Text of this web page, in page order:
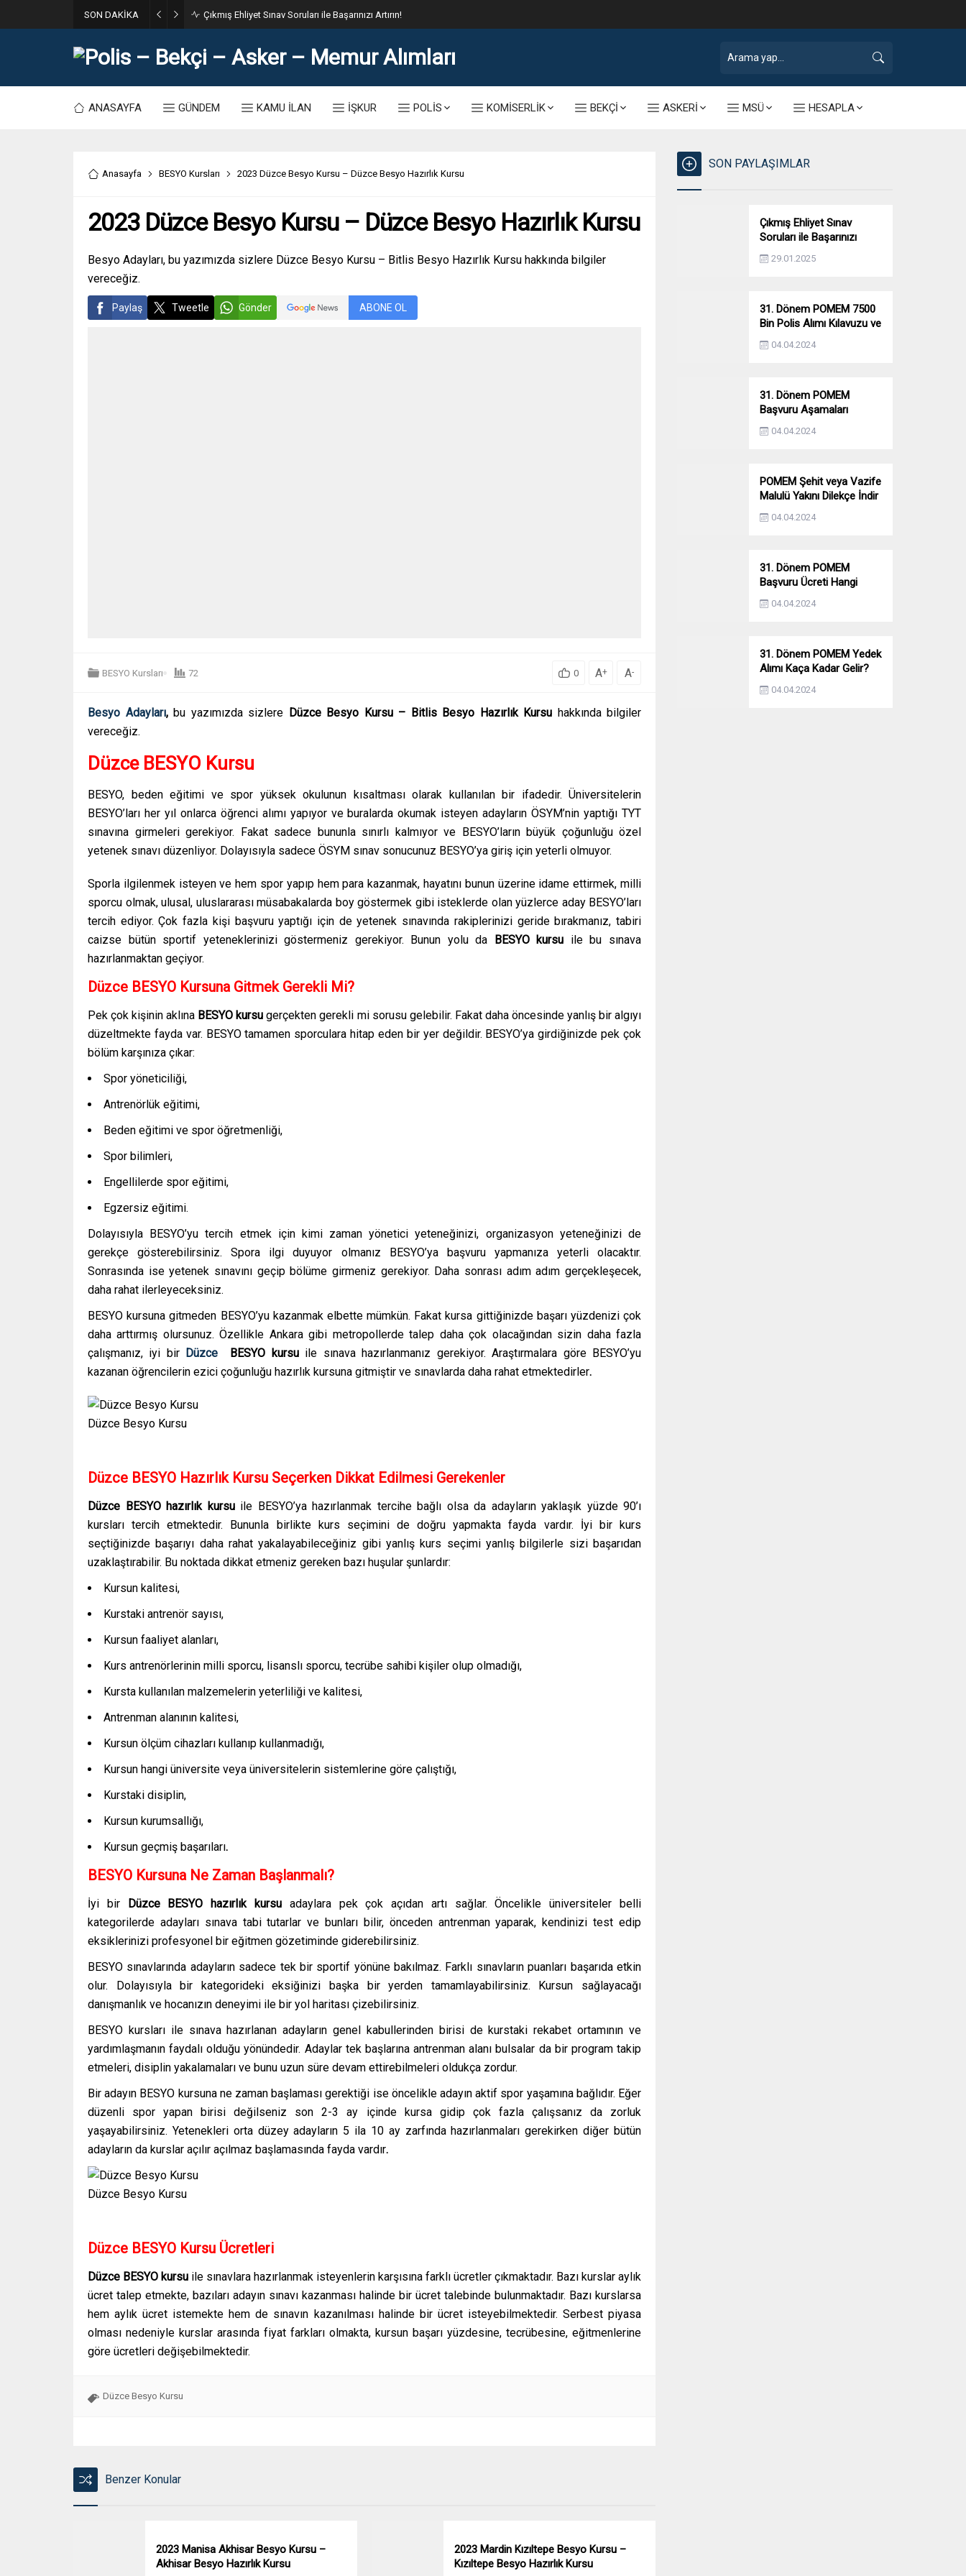
SON DAKİKA 31. Dönem POMEM 7500 Bin Polis Alımı Kılavuzu ve Başvuru Ekranı
ANASAYFA GÜNDEM KAMU İLAN İŞKUR POLİS KOMİSERLİK BEKÇİ ASKERİ MSÜ HESAPLA
Anasayfa BESYO Kursları 2023 Düzce Besyo Kursu – Düzce Besyo Hazırlık Kursu
2023 Düzce Besyo Kursu – Düzce Besyo Hazırlık Kursu
Besyo Adayları, bu yazımızda sizlere Düzce Besyo Kursu – Bitlis Besyo Hazırlık Kursu hakkında bilgiler
vereceğiz.
Paylaş Tweetle Gönder ABONE OL
BESYO Kursları 72 0 A+ A-
Besyo Adayları,bu yazımızda sizlere Düzce Besyo Kursu – Bitlis Besyo Hazırlık Kursu hakkında bilgiler
vereceğiz.
Düzce BESYO Kursu
BESYO, beden eğitimi ve spor yüksek okulunun kısaltması olarak kullanılan bir ifadedir. Üniversitelerin
BESYO’ları her yıl onlarca öğrenci alımı yapıyor ve buralarda okumak isteyen adayların ÖSYM’nin yaptığı TYT
sınavına girmeleri gerekiyor. Fakat sadece bununla sınırlı kalmıyor ve BESYO’ların büyük çoğunluğu özel
yetenek sınavı düzenliyor. Dolayısıyla sadece ÖSYM sınav sonucunuz BESYO’ya giriş için yeterli olmuyor.
Sporla ilgilenmek isteyen ve hem spor yapıp hem para kazanmak, hayatını bunun üzerine idame ettirmek, milli
sporcu olmak, ulusal, uluslararası müsabakalarda boy göstermek gibi isteklerde olan yüzlerce aday BESYO’ları
tercih ediyor. Çok fazla kişi başvuru yaptığı için de yetenek sınavında rakiplerinizi geride bırakmanız, tabiri
caizse bütün sportif yeteneklerinizi göstermeniz gerekiyor. Bunun yolu da BESYO kursu ile bu sınava
hazırlanmaktan geçiyor.
Düzce BESYO Kursuna Gitmek Gerekli Mi?
Pek çok kişinin aklına BESYO kursugerçekten gerekli mi sorusu gelebilir. Fakat daha öncesinde yanlış bir algıyı
düzeltmekte fayda var. BESYO tamamen sporculara hitap eden bir yer değildir. BESYO’ya girdiğinizde pek çok
bölüm karşınıza çıkar:
Spor yöneticiliği,
Antrenörlük eğitimi,
Beden eğitimi ve spor öğretmenliği,
Spor bilimleri,
Engellilerde spor eğitimi,
Egzersiz eğitimi.
Dolayısıyla BESYO’yu tercih etmek için kimi zaman yönetici yeteneğinizi, organizasyon yeteneğinizi de
gerekçe gösterebilirsiniz. Spora ilgi duyuyor olmanız BESYO’ya başvuru yapmanıza yeterli olacaktır.
Sonrasında ise yetenek sınavını geçip bölüme girmeniz gerekiyor. Daha sonrası adım adım gerçekleşecek,
daha rahat ilerleyeceksiniz.
BESYO kursuna gitmeden BESYO’yu kazanmak elbette mümkün. Fakat kursa gittiğinizde başarı yüzdenizi çok
daha arttırmış olursunuz. Özellikle Ankara gibi metropollerde talep daha çok olacağından sizin daha fazla
çalışmanız, iyi bir Düzce BESYO kursu ile sınava hazırlanmanız gerekiyor. Araştırmalara göre BESYO’yu
kazanan öğrencilerin ezici çoğunluğu hazırlık kursuna gitmiştir ve sınavlarda daha rahat etmektedirler.
Düzce Besyo Kursu
Düzce BESYO Hazırlık Kursu Seçerken Dikkat Edilmesi Gerekenler
Düzce BESYO hazırlık kursu ile BESYO’ya hazırlanmak tercihe bağlı olsa da adayların yaklaşık yüzde 90’ı
kursları tercih etmektedir. Bununla birlikte kurs seçimini de doğru yapmakta fayda vardır. İyi bir kurs
seçtiğinizde başarıyı daha rahat yakalayabileceğiniz gibi yanlış kurs seçimi yanlış bilgilerle sizi başarıdan
uzaklaştırabilir. Bu noktada dikkat etmeniz gereken bazı huşular şunlardır:
Kursun kalitesi,
Kurstaki antrenör sayısı,
Kursun faaliyet alanları,
Kurs antrenörlerinin milli sporcu, lisanslı sporcu, tecrübe sahibi kişiler olup olmadığı,
Kursta kullanılan malzemelerin yeterliliği ve kalitesi,
Antrenman alanının kalitesi,
Kursun ölçüm cihazları kullanıp kullanmadığı,
Kursun hangi üniversite veya üniversitelerin sistemlerine göre çalıştığı,
Kurstaki disiplin,
Kursun kurumsallığı,
Kursun geçmiş başarıları.
BESYO Kursuna Ne Zaman Başlanmalı?
İyi bir Düzce BESYO hazırlık kursu adaylara pek çok açıdan artı sağlar. Öncelikle üniversiteler belli
kategorilerde adayları sınava tabi tutarlar ve bunları bilir, önceden antrenman yaparak, kendinizi test edip
eksiklerinizi profesyonel bir eğitmen gözetiminde giderebilirsiniz.
BESYO sınavlarında adayların sadece tek bir sportif yönüne bakılmaz. Farklı sınavların puanları başarıda etkin
olur. Dolayısıyla bir kategorideki eksiğinizi başka bir yerden tamamlayabilirsiniz. Kursun sağlayacağı
danışmanlık ve hocanızın deneyimi ile bir yol haritası çizebilirsiniz.
BESYO kursları ile sınava hazırlanan adayların genel kabullerinden birisi de kurstaki rekabet ortamının ve
yardımlaşmanın faydalı olduğu yönündedir. Adaylar tek başlarına antrenman alanı bulsalar da bir program takip
etmeleri, disiplin yakalamaları ve bunu uzun süre devam ettirebilmeleri oldukça zordur.
Bir adayın BESYO kursuna ne zaman başlaması gerektiği ise öncelikle adayın aktif spor yaşamına bağlıdır. Eğer
düzenli spor yapan birisi değilseniz son 2-3 ay içinde kursa gidip çok fazla çalışsanız da zorluk
yaşayabilirsiniz. Yetenekleri orta düzey adayların 5 ila 10 ay zarfında hazırlanmaları gerekirken diğer bütün
adayların da kurslar açılır açılmaz başlamasında fayda vardır.
Düzce Besyo Kursu
Düzce BESYO Kursu Ücretleri
Düzce BESYO kursu ile sınavlara hazırlanmak isteyenlerin karşısına farklı ücretler çıkmaktadır. Bazı kurslar aylık
ücret talep etmekte, bazıları adayın sınavı kazanması halinde bir ücret talebinde bulunmaktadır. Bazı kurslarsa
hem aylık ücret istemekte hem de sınavın kazanılması halinde bir ücret isteyebilmektedir. Serbest piyasa
olması nedeniyle kurslar arasında fiyat farkları olmakta, kursun başarı yüzdesine, tecrübesine, eğitmenlerine
göre ücretleri değişebilmektedir.
Düzce Besyo Kursu
Benzer Konular
2023 Manisa Akhisar Besyo Kursu –
Akhisar Besyo Hazırlık Kursu
2023 Mardin Kızıltepe Besyo Kursu –
Kızıltepe Besyo Hazırlık Kursu
SON PAYLAŞIMLAR
Çıkmış Ehliyet Sınav
Soruları ile Başarınızı
Artırın!
29.01.2025
31. Dönem POMEM 7500
Bin Polis Alımı Kılavuzu ve
Başvuru Ekranı
04.04.2024
31. Dönem POMEM
Başvuru Aşamaları
Nelerdir? Ön Sağlık –
Parkur – Mülakat
04.04.2024
POMEM Şehit veya Vazife
Malulü Yakını Dilekçe İndir
04.04.2024
31. Dönem POMEM
Başvuru Ücreti Hangi
Bankaya Yatırılacak?
04.04.2024
31. Dönem POMEM Yedek
Alımı Kaça Kadar Gelir?
Yıllara Göre Yedek Alımı
04.04.2024